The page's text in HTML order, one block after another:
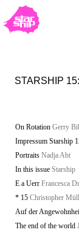
STARSHIP
On Rotation Gerry
Impressum Starship
Portraits Nadja Abt
In this issue Starship
E a Uerr Francesca
* 15 Christopher
Auf der
The end of the world